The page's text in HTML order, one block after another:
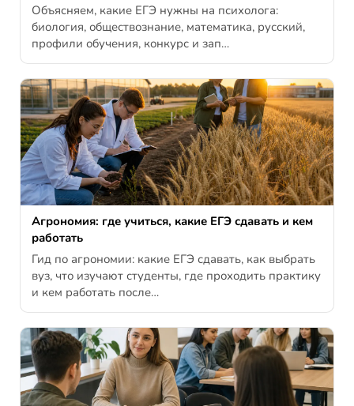
Объясняем, какие ЕГЭ нужны на психолога:
биология, обществознание, математика, русский,
профили обучения, конкурс и зап…
Агрономия: где учиться, какие ЕГЭ сдавать и кем
работать
Гид по агрономии: какие ЕГЭ сдавать, как выбрать
вуз, что изучают студенты, где проходить практику
и кем работать после…